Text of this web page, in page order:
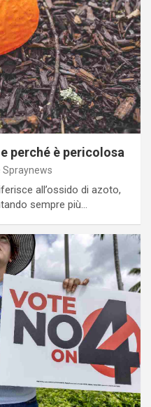
perché è pericolosa
Spraynews
all’ossido di azoto,
sempre più…